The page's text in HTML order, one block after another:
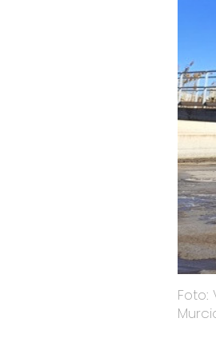
Foto: Visita de la consejera de Agua, Agricultura, Ganadería y Pesca, Sara Rubira, a la EDAR de Alhama de